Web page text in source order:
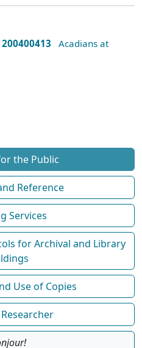
Acadians at
the Public
Reference
Services
for Archival and Library
Use of Copies